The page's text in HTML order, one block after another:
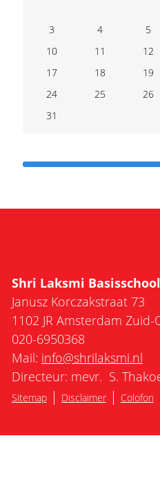
3
4 5
10
11 12
17
18 19
24
25 26
31
Shri Laksmi Basisschool
Janusz Korczakstraat 73
1102 JR Amsterdam Zuid-
020-6950368
Mail: info@shrilaksmi.nl
Directeur: mevr. S.
Sitemap| Disclaimer| Colofon